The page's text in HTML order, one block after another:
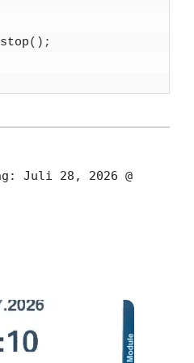
stop( ) ;
Juli 28, 2026 @